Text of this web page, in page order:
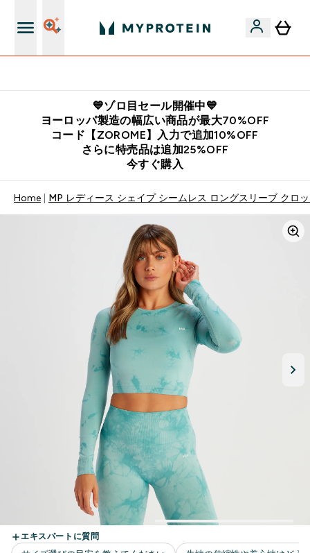
💙ゾロ目セール開催中💙
ヨーロッパ製造の幅広い商品が最大70%OFF
コード【ZOROME】入力で追加10%OFF
さらに特売品は追加25%OFF
今すぐ購入
Home MP レディース シェイプ シームレス ロングスリーブ クロ